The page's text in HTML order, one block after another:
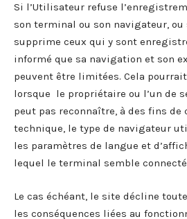
Si l’Utilisateur refuse
son terminal ou son navigateur,
supprime ceux qui y sont
informé que sa navigation et son
peuvent être limitées. Cela
lorsque le propriétaire ou l’un de
peut pas reconnaître, à des fins
technique, le type de navigateur
les paramètres de langue et
lequel le terminal semble
Le cas échéant, le site décline
les conséquences liées au